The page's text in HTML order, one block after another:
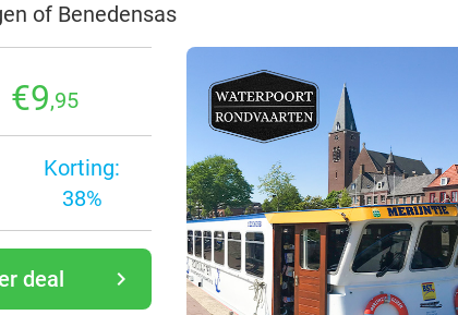
of Benedensas
€9,95
Korting:
38%
navigate_next
deal